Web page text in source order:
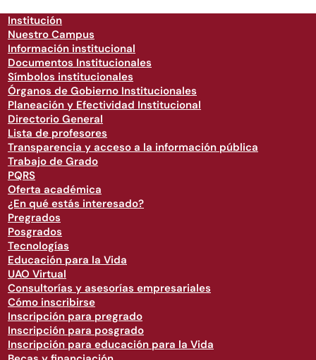
Institución
Nuestro Campus
Información institucional
Documentos Institucionales
Símbolos institucionales
Órganos de Gobierno Institucionales
Planeación y Efectividad Institucional
Directorio General
Lista de profesores
Transparencia y acceso a la información pública
Trabajo de Grado
PQRS
Oferta académica
¿En qué estás interesado?
Pregrados
Posgrados
Tecnologías
Educación para la Vida
UAO Virtual
Consultorías y asesorías empresariales
Cómo inscribirse
Inscripción para pregrado
Inscripción para posgrado
Inscripción para educación para la Vida